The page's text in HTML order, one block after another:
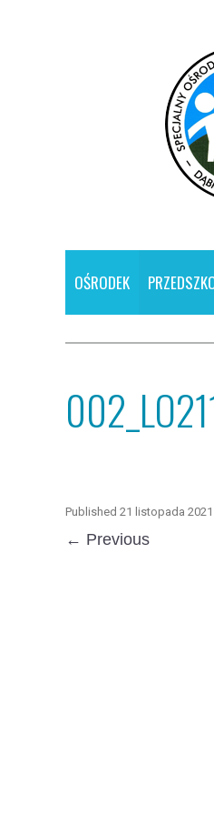
OŚRODEK
Published 21 listopada 2021
← Previous